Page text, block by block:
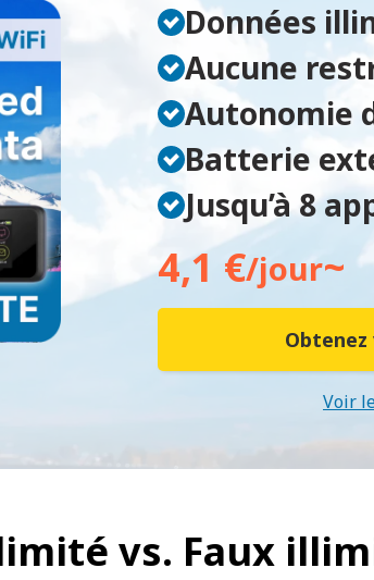
Données
Aucune
Autonomie
Batterie
Jusqu’à 8
4,1 €/jour~
Voir
vs. Faux